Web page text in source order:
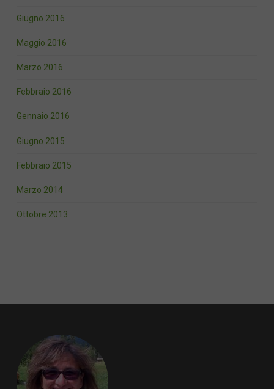
Giugno 2016
Maggio 2016
Marzo 2016
Febbraio 2016
Gennaio 2016
Giugno 2015
Febbraio 2015
Marzo 2014
Ottobre 2013